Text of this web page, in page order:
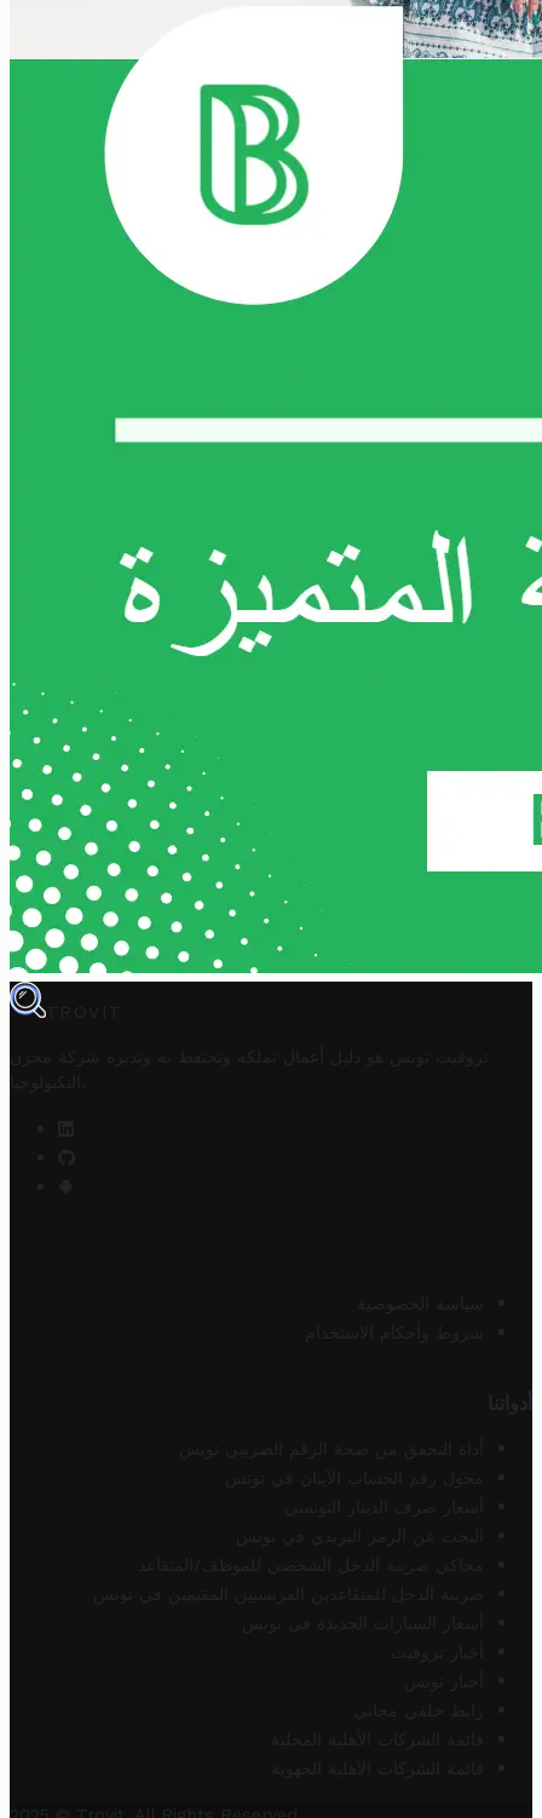
TROVIT
تروفيت تونس هو دليل أعمال تملكه وتحتفظ به وتديره
شركة مخزن
التكنولوجيا
سياسة الخصوصية
شروط وأحكام الاستخدام
أدواتنا
أداة التحقق من صحة الرقم الضريبي تونس
محول رقم الحساب الآيبان في تونس
أسعار صرف الدينار التونسي
البحث عن الرمز البريدي في تونس
محاكي ضريبة الدخل الشخصي للموظف/المتقاعد
ضريبة الدخل للمتقاعدين الفرنسيين المقيمين في تونس
أسعار السيارات الجديدة في تونس
أخبار تروفيت
أخبار تونس
رابط خلفي مجاني
قائمة الشركات الأهلية المحلية
قائمة الشركات الأهلية الجهوية